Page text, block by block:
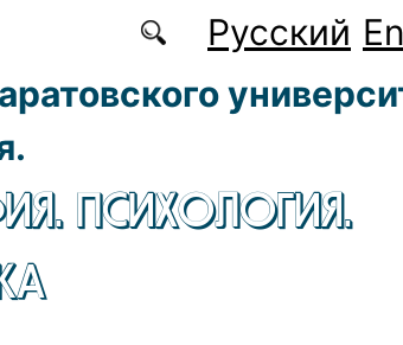
Русский
ПСИХОЛОГИЯ.